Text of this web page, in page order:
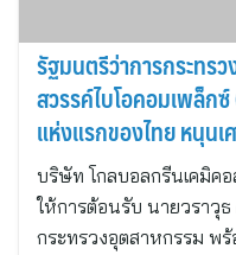
รัฐมนตรีว่าการกระทร
สวรรค์ไบโอคอมเพล็ก
แห่งแรกของไทย หนุนเ
บริษัท โกลบอลกรีนเคมิค
ให้การต้อนรับ นายวราวุ
กระทรวงอุตสาหกรรม พ